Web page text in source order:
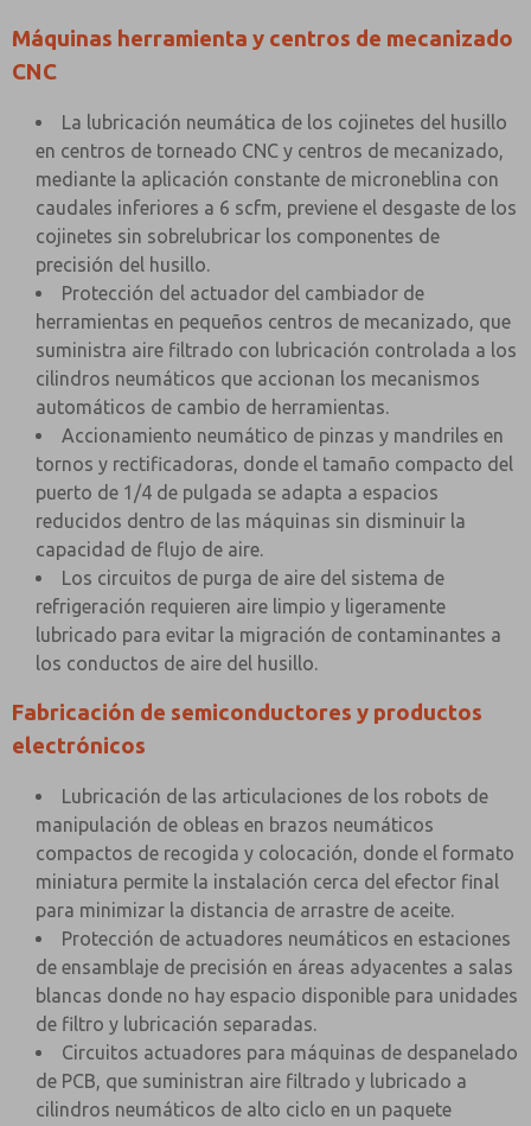
Máquinas herramienta y centros de mecanizado
CNC
La lubricación neumática de los cojinetes del husillo
en centros de torneado CNC y centros de mecanizado,
mediante la aplicación constante de microneblina con
caudales inferiores a 6 scfm, previene el desgaste de los
cojinetes sin sobrelubricar los componentes de
precisión del husillo.
Protección del actuador del cambiador de
herramientas en pequeños centros de mecanizado, que
suministra aire filtrado con lubricación controlada a los
cilindros neumáticos que accionan los mecanismos
automáticos de cambio de herramientas.
Accionamiento neumático de pinzas y mandriles en
tornos y rectificadoras, donde el tamaño compacto del
puerto de 1/4 de pulgada se adapta a espacios
reducidos dentro de las máquinas sin disminuir la
capacidad de flujo de aire.
Los circuitos de purga de aire del sistema de
refrigeración requieren aire limpio y ligeramente
lubricado para evitar la migración de contaminantes a
los conductos de aire del husillo.
Fabricación de semiconductores y productos
electrónicos
Lubricación de las articulaciones de los robots de
manipulación de obleas en brazos neumáticos
compactos de recogida y colocación, donde el formato
miniatura permite la instalación cerca del efector final
para minimizar la distancia de arrastre de aceite.
Protección de actuadores neumáticos en estaciones
de ensamblaje de precisión en áreas adyacentes a salas
blancas donde no hay espacio disponible para unidades
de filtro y lubricación separadas.
Circuitos actuadores para máquinas de despanelado
de PCB, que suministran aire filtrado y lubricado a
cilindros neumáticos de alto ciclo en un paquete